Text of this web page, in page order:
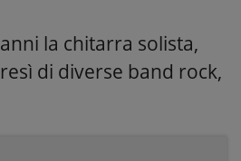
la chitarra solista,
di diverse band rock,